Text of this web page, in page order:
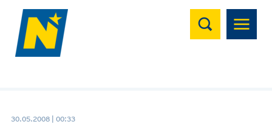
Suchen
30.05.2008 | 00:33